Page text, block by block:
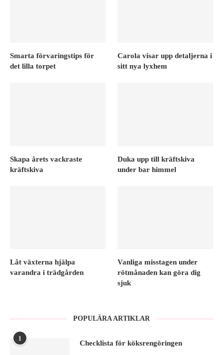
Smarta förvaringstips för
det lilla torpet
Carola visar upp detaljerna i
sitt nya lyxhem
Skapa årets vackraste
kräftskiva
Duka upp till kräftskiva
under bar himmel
Låt växterna hjälpa
varandra i trädgården
Vanliga misstagen under
rötmånaden kan göra dig
sjuk
POPULÄRA ARTIKLAR
1
Checklista för köksrengöringen